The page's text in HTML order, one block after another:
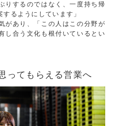
りするのではなく、一度持ち帰
るようにしています」
があり、「この人はこの分野が
し合う文化も根付いているとい
ってもらえる営業へ